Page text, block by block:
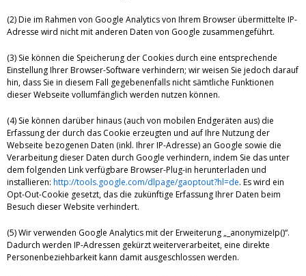
(2) Die im Rahmen von Google Analytics von Ihrem Browser übermittelte IP-
Adresse wird nicht mit anderen Daten von Google zusammengeführt.
(3) Sie können die Speicherung der Cookies durch eine entsprechende
Einstellung Ihrer Browser-Software verhindern; wir weisen Sie jedoch darauf
hin, dass Sie in diesem Fall gegebenenfalls nicht sämtliche Funktionen
dieser Webseite vollumfänglich werden nutzen können.
(4) Sie können darüber hinaus (auch von mobilen Endgeräten aus) die
Erfassung der durch das Cookie erzeugten und auf Ihre Nutzung der
Webseite bezogenen Daten (inkl. Ihrer IP-Adresse) an Google sowie die
Verarbeitung dieser Daten durch Google verhindern, indem Sie das unter
dem folgenden Link verfügbare Browser-Plug-in herunterladen und
installieren: http://tools.google.com/dlpage/gaoptout?hl=de. Es wird ein
Opt-Out-Cookie gesetzt, das die zukünftige Erfassung Ihrer Daten beim
Besuch dieser Website verhindert.
(5) Wir verwenden Google Analytics mit der Erweiterung „_anonymizeIp()“.
Dadurch werden IP-Adressen gekürzt weiterverarbeitet, eine direkte
Personenbeziehbarkeit kann damit ausgeschlossen werden.